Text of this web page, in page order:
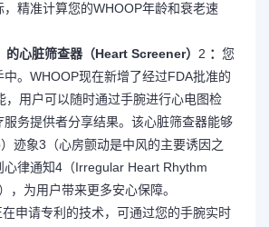
精准计算您的WHOOP年龄和衰老速
的心脏筛查器（Heart Screener） 2 ： 您
。WHOOP现在新增了经过FDA批准的
，用户可以随时通过手腕进行心电图检
务提供者分享结果。该心脏筛查器能够
迹象3（心房颤动是中风的主要诱因之
心律通知4（Irregular Heart Rhythm
，为用户带来更多安心保障。
申请专利的技术，可通过您的手腕实时